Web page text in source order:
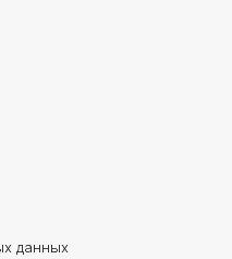
данных